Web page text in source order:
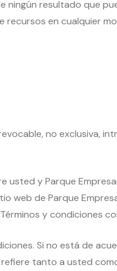
ningún resultado que
recursos en cualquier
no exclusiva,
y Parque
web de Parque
y condiciones
Si no está de
tanto a usted